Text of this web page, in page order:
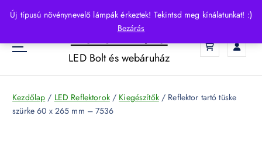
Új típusú növénynevelő lámpák érkeztek! Tekintsd meg kínálatunkat! :)
Bezárás
p
o
HelloLED.hu
LED Bolt és webáruház
Kezdőlap / LED Reflektorok/ Kiegészítők/ Reflektor tartó tüske
szürke 60 x 265 mm – 7536